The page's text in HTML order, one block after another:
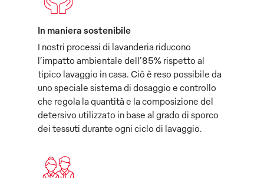
In maniera sostenibile
I nostri processi di lavanderia riducono
l’impatto ambientale dell’85% rispetto al
tipico lavaggio in casa. Ciò è reso possibile da
uno speciale sistema di dosaggio e controllo
che regola la quantità e la composizione del
detersivo utilizzato in base al grado di sporco
dei tessuti durante ogni ciclo di lavaggio.